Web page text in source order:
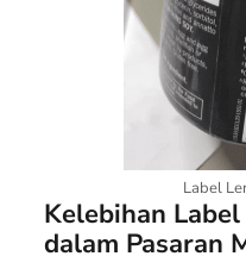
Label
Kelebihan
dalam Pasaran